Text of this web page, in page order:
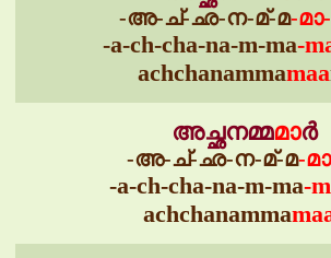
-അ-ച്-ഛ-ന-മ്-മ-മാ-
-a-ch-cha-na-m-ma-
achchanammamaa
അച്ഛനമ്മമാർ
-അ-ച്-ഛ-ന-മ്-മ-
-a-ch-cha-na-m-ma-
achchanamma